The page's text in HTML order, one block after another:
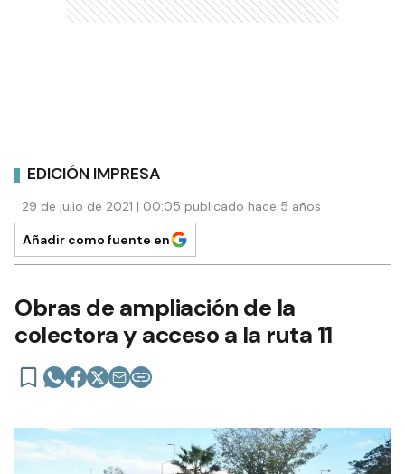
EDICIÓN IMPRESA
29 de julio de 2021 | 00:05 publicado hace 5 años
Añadir como fuente en
Obras de ampliación de la
colectora y acceso a la ruta 11